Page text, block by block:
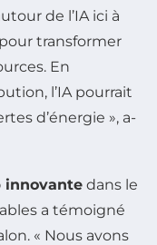
de l’IA ici à
transformer
En
l’IA pourrait
d’énergie », a-
innovante dans le
a témoigné
« Nous avons